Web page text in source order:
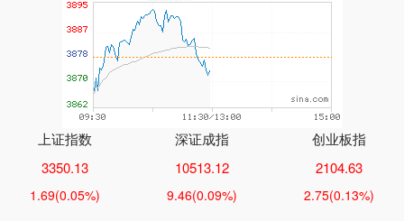
上证指数
3350.13
1.69(0.05%)
深证成指
10513.12
9.46(0.09%)
创业板指
2104.63
2.75(0.13%)